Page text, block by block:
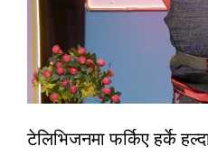
टेलिभिजनमा फर्किए हर्के